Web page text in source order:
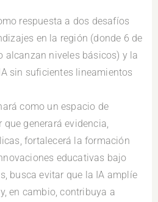
respuesta a dos desafíos
en la región (donde 6 de
alcanzan niveles básicos) y la
sin suficientes lineamientos
como un espacio de
generará evidencia,
fortalecerá la formación
educativas bajo
busca evitar que la IA amplíe
en cambio, contribuya a